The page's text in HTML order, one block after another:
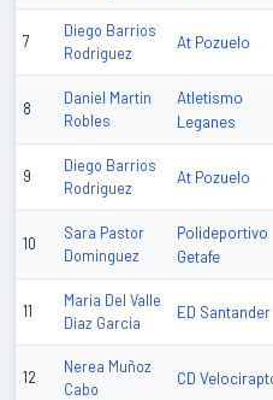
7
Diego Barrios
Rodriguez
At Pozuelo
8
Daniel Martin
Robles
Atletismo
Leganes
9
Diego Barrios
Rodriguez
At Pozuelo
10
Sara Pastor
Dominguez
Polideportivo
Getafe
11
Maria Del Valle
Diaz Garcia
ED Santander
12
Nerea Muñoz
Cabo
CD